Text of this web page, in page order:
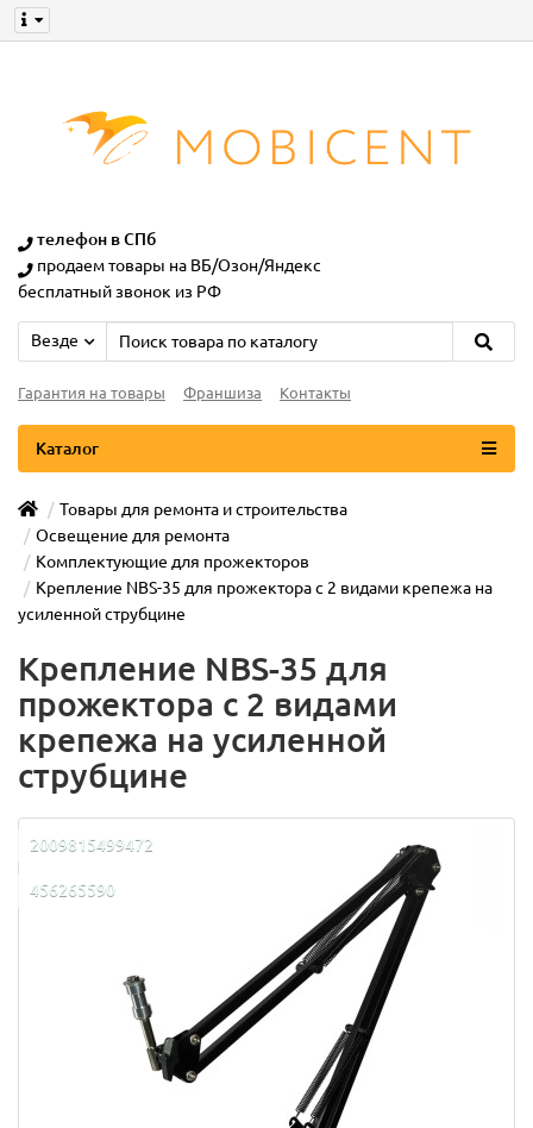
телефон в СПб
продаем товары на ВБ/Озон/Яндекс
бесплатный звонок из РФ
Везде
Гарантия на товары Франшиза Контакты
Каталог
Товары для ремонта и строительства
Освещение для ремонта
Комплектующие для прожекторов
Крепление NBS-35 для прожектора с 2 видами крепежа на
усиленной струбцине
Крепление NBS-35 для
прожектора с 2 видами
крепежа на усиленной
струбцине
2009815499472
456265590